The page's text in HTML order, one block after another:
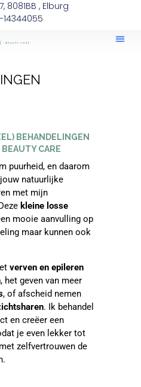
8081BB , Elburg
14344055
BEHANDELINGEN
CARE
puurheid, en daarom
natuurlijke
met mijn
kleine losse
mooie aanvulling op
maar kunnen ook
verven en epileren
, het geven van meer
, of afscheid nemen
. Ik behandel
en creëer een
je even lekker tot
zelfvertrouwen de